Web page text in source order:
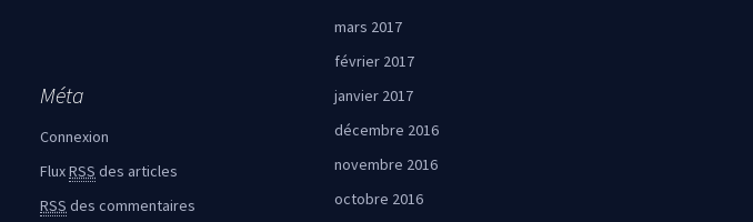
mars 2017
février 2017
janvier 2017
décembre 2016
novembre 2016
octobre 2016
Méta
Connexion
FluxRSS des articles
RSS des commentaires